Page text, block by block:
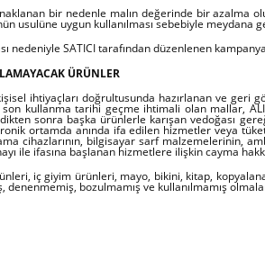
bir nedenle malın değerinde bir azalma
usulüne uygun kullanılması sebebiyle
nedeniyle SATICI tarafından düzenlenen
ÜRÜNLER
kişisel ihtiyaçları doğrultusunda hazırlanan ve
kullanma tarihi geçme ihtimali olan mallar,
sonra başka ürünlerle karışan vedoğası
ortamda anında ifa edilen hizmetler veya
cihazlarının, bilgisayar sarf malzemelerinin,
ile ifasına başlanan hizmetlere ilişkin cayma
iç giyim ürünleri, mayo, bikini, kitap,
denenmemiş, bozulmamış ve kullanılmamış